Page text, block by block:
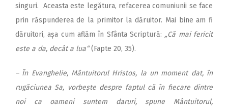
singuri. Aceasta este legătura, refacerea comuniunii se face
prin răspunderea de la primitor la dăruitor. Mai bine am fi
dăruitori, așa cum aflăm în Sfânta Scriptură: „Că mai fericit
este a da, decât a lua“(Fapte 20, 35).
– În Evanghelie, Mântuitorul Hristos, la un moment dat, în
rugăciunea Sa, vorbește despre faptul că în fiecare dintre
noi ca oameni suntem daruri, spune Mântuitorul,